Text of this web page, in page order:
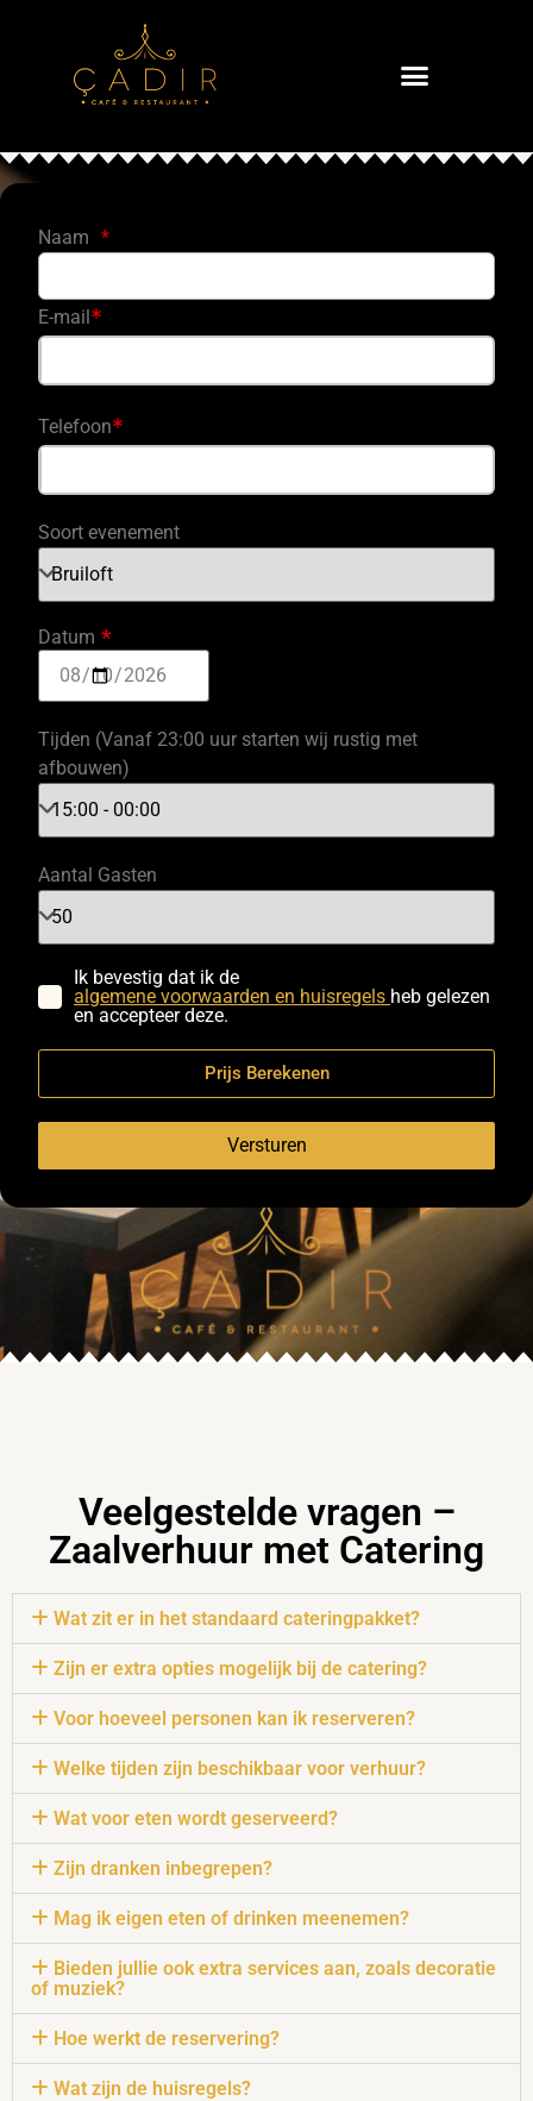
Naam *
E-mail*
Telefoon*
Soort evenement
Datum *
Tijden (Vanaf 23:00 uur starten wij rustig met
afbouwen)
Aantal Gasten
Ik bevestig dat ik de
algemene voorwaarden en huisregels heb gelezen
en accepteer deze.
Prijs Berekenen
Versturen
Veelgestelde vragen –
Zaalverhuur met Catering
Wat zit er in het standaard cateringpakket?
Zijn er extra opties mogelijk bij de catering?
Voor hoeveel personen kan ik reserveren?
Welke tijden zijn beschikbaar voor verhuur?
Wat voor eten wordt geserveerd?
Zijn dranken inbegrepen?
Mag ik eigen eten of drinken meenemen?
Bieden jullie ook extra services aan, zoals decoratie
of muziek?
Hoe werkt de reservering?
Wat zijn de huisregels?